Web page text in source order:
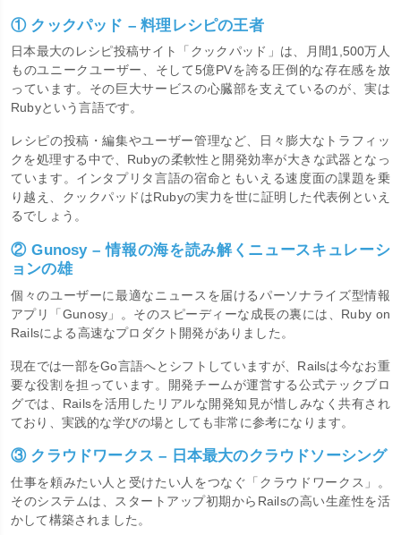
① クックパッド – 料理レシピの王者
日本最大のレシピ投稿サイト「クックパッド」は、月間1,500万人
ものユニークユーザー、そして5億PVを誇る圧倒的な存在感を放
っています。その巨大サービスの心臓部を支えているのが、実は
Rubyという言語です。
レシピの投稿・編集やユーザー管理など、日々膨大なトラフィッ
クを処理する中で、Rubyの柔軟性と開発効率が大きな武器となっ
ています。インタプリタ言語の宿命ともいえる速度面の課題を乗
り越え、クックパッドはRubyの実力を世に証明した代表例といえ
るでしょう。
② Gunosy – 情報の海を読み解くニュースキュレーシ
ョンの雄
個々のユーザーに最適なニュースを届けるパーソナライズ型情報
アプリ「Gunosy」。そのスピーディーな成長の裏には、Ruby on
Railsによる高速なプロダクト開発がありました。
現在では一部をGo言語へとシフトしていますが、Railsは今なお重
要な役割を担っています。開発チームが運営する公式テックブロ
グでは、Railsを活用したリアルな開発知見が惜しみなく共有され
ており、実践的な学びの場としても非常に参考になります。
③ クラウドワークス – 日本最大のクラウドソーシング
仕事を頼みたい人と受けたい人をつなぐ「クラウドワークス」。
そのシステムは、スタートアップ初期からRailsの高い生産性を活
かして構築されました。